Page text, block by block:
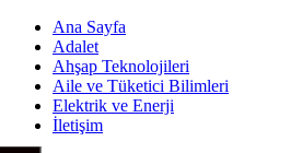
Ana Sayfa
Adalet
Ahşap Teknolojileri
Aile ve Tüketici Bilimleri
Elektrik ve Enerji
İletişim